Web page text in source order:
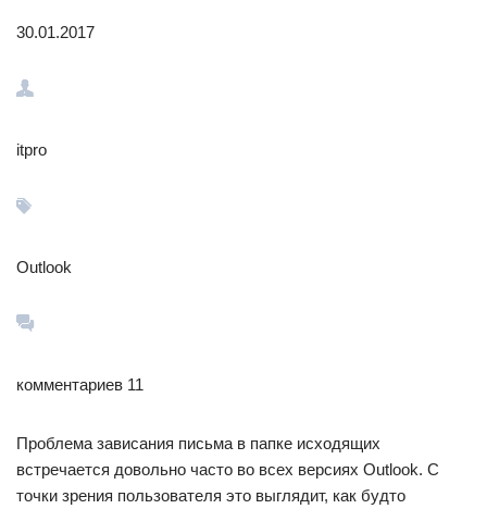
30.01.2017
itpro
Outlook
комментариев 11
Проблема зависания письма в папке исходящих
встречается довольно часто во всех версиях Outlook. С
точки зрения пользователя это выглядит, как будто